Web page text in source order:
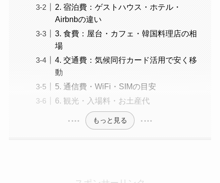
2. 宿泊費：ゲストハウス・ホテル・
Airbnbの違い
3. 食費：屋台・カフェ・韓国料理店の相
場
4. 交通費：気候同行カード活用で安く移
動
5. 通信費・WiFi・SIMの目安
6. 観光・入場料・お土産代
もっと見る